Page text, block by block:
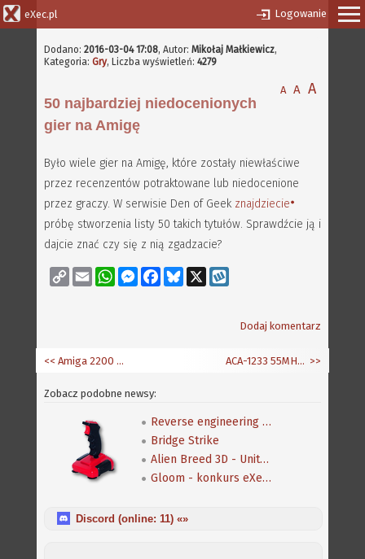
eXec.pl Logowanie
Dodano: 2016-03-04 17:08, Autor: Mikołaj Małkiewicz,
Kategoria: Gry, Liczba wyświetleń: 4279
A A A
50 najbardziej niedocenionych
gier na Amigę
Było wiele gier na Amigę, które zostały niewłaściwe
przez recenzentów potraktowane lub niedocenione
przez graczy. W serwisie Den of Geek znajdziecie
próbę stworzenia listy 50 takich tytułów. Sprawdźcie ją i
dajcie znać czy się z nią zgadzacie?
Copy
Link
Email WhatsAppMessenger
FacebookBluesky
Dodaj komentarz
ACA-1233 55MHz z FPU >>
<< Amiga 2200 i inne prototypy
Zobacz podobne newsy:
Reverse engineering klasycznej gry Speedball 2
Bridge Strike
Alien Breed 3D - Unity Re-Edited
Gloom - konkurs eXeca na nową mapę
Discord (online: 11) «»